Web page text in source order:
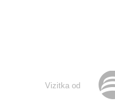
Vizitka od